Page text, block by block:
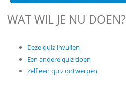
WAT WIL JE NU DOEN?
Deze quiz invullen
Een andere quiz doen
Zelf een quiz ontwerpen